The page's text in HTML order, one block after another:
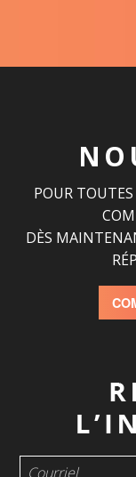
POUR
DÈS